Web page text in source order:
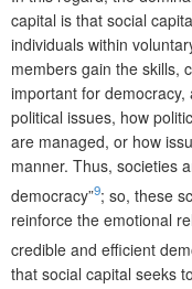
capital is that social
individuals within
members gain the skills,
important for
political issues, how
are managed, or how
manner. Thus, societies
democracy”9; so, these
reinforce the emotional
credible and efficient
that social capital seeks